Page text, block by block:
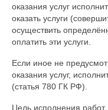
оказания услуг
оказать услуги
осуществить
оплатить эти услуги.
Если иное не
оказания услуг,
(статья 780 ГК РФ).
Цель исполнения работ